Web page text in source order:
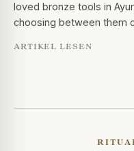
loved bronze tools in
choosing between them
ARTIKEL LESEN